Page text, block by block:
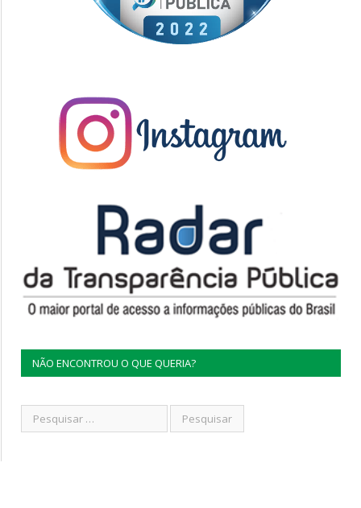
NÃO ENCONTROU O QUE QUERIA?